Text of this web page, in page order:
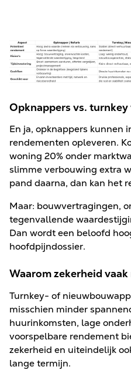
Opknappers vs. turnkey
En ja, opknappers kunnen
rendementen opleveren.
woning 20% onder
slimme verbouwing extra
pand daarna, dan kan het
Maar: bouwvertragingen,
tegenvallende
Dan wordt een beloofd
hoofdpijndossier.
Waarom zekerheid
Turnkey- of
misschien minder
huurinkomsten, lage
voorspelbare rendement
zekerheid en uiteindelijk
lange termijn.